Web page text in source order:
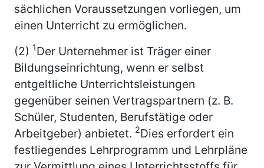
sächlichen Voraussetzungen vorliegen, um
einen Unterricht zu ermöglichen.
(2) 1Der Unternehmer ist Träger einer
Bildungseinrichtung, wenn er selbst
entgeltliche Unterrichtsleistungen
gegenüber seinen Vertragspartnern (z. B.
Schüler, Studenten, Berufstätige oder
Arbeitgeber) anbietet. 2Dies erfordert ein
festliegendes Lehrprogramm und Lehrpläne